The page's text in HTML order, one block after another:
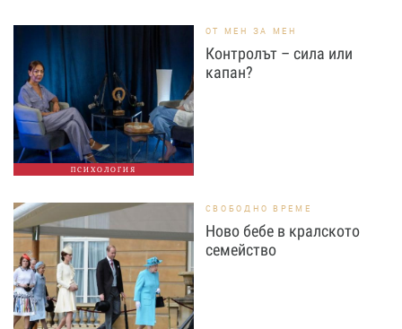
ПСИХОЛОГИЯ
ОТ МЕН ЗА МЕН
Контролът – сила или
капан?
СВОБОДНО ВРЕМЕ
Ново бебе в кралското
семейство